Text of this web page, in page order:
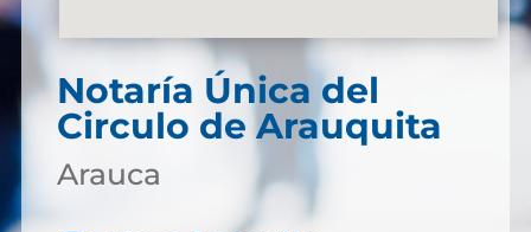
Notaría Única del
Circulo de Arauquita
Arauca